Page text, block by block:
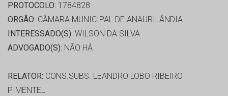
PROTOCOLO: 1784828
ORGÃO: CÂMARA MUNICIPAL DE ANAURILÂNDIA
INTERESSADO(S): WILSON DA SILVA
ADVOGADO(S): NÃO HÁ
RELATOR: CONS.SUBS. LEANDRO LOBO RIBEIRO
PIMENTEL